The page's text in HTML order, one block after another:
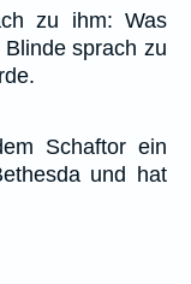
zu ihm: Was
sprach zu
Schaftor ein
und hat